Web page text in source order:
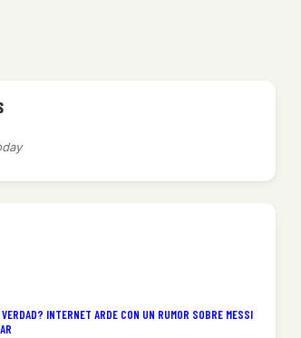
INTERNET ARDE CON UN RUMOR SOBRE MESSI